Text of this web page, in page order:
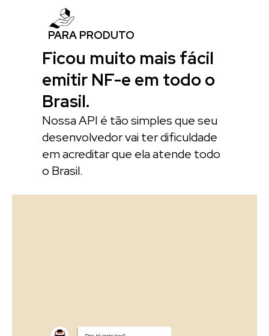
PARA PRODUTO
Ficou muito mais fácil
emitir NF-e em todo o
Brasil.
Nossa API é tão simples que seu
desenvolvedor vai ter dificuldade
em acreditar que ela atende todo
o Brasil.